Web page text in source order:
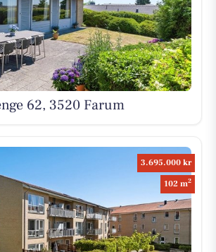
62, 3520 Farum
3.695.000 kr
102 m2